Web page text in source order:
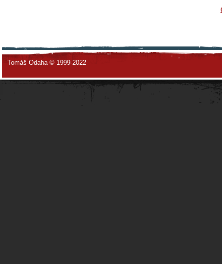
Tomáš Odaha © 1999-2022